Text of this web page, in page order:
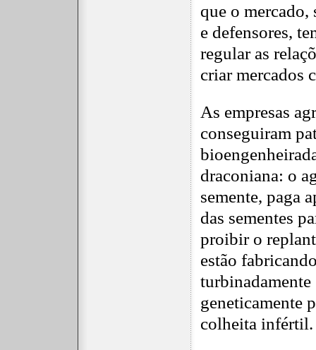
que o
e defensores,
regular as
criar mercados
As empresas
conseguiram
draconiana: o
semente, paga
das sementes
proibir o
estão
geneticamente
colheita infértil.